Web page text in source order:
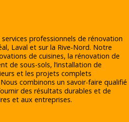
professionnels de rénovation
Laval et sur la Rive‑Nord. Notre
de cuisines, la rénovation de
de sous-sols, l’installation de
et les projets complets
combinons un savoir-faire qualifié
des résultats durables et de
et aux entreprises.